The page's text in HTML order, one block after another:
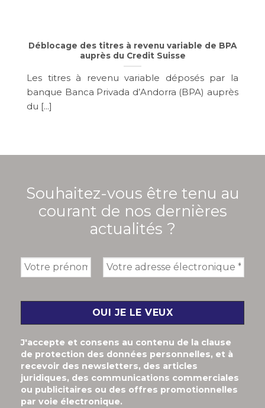
Déblocage des titres à revenu variable de BPA
auprès du Credit Suisse
Les titres à revenu variable déposés par la
banque Banca Privada d’Andorra (BPA) auprès
du [...]
Souhaitez-vous être tenu au
courant de nos dernières
actualités ?
J'accepte et consens au contenu de la clause
de protection des données personnelles, et à
recevoir des newsletters, des articles
juridiques, des communications commerciales
ou publicitaires ou des offres promotionnelles
par voie électronique.